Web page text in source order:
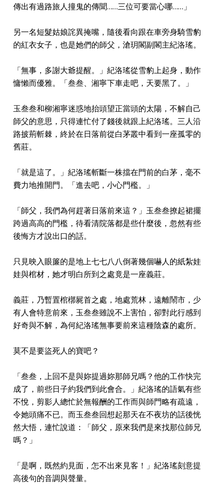
傳出有過路旅人撞鬼的傳聞……三位可要當心哪……」
另一名短髮姑娘詫異掩嘴，隨後看向跟在車旁身騎雪豹
的紅衣女子，也是她們的師父，滄玥閣副閣主紀洛瑤。
「無事，多謝大爺提醒。」紀洛瑤從雪豹上起身，動作
慵懶而優雅。「叁叁、湘寧下車走吧，天要黑了。」
玉叁叁和柳湘寧迷惑地抬頭望正當頭的太陽，不解自己
師父的意思，只得連忙付了錢後就跟上紀洛瑤。三人沿
路披荊斬棘，終於在日落前從白茅叢中看到一座孤零的
舊莊。
「就是這了。」紀洛瑤斬斷一株擋在門前的白茅，毫不
費力地推開門。「進去吧，小心門檻。」
「師父，我們為何趕著日落前來這？」玉叁叁撩起裙擺
跨過高高的門檻，待看清院落都是些什麼後，忽然有些
後悔方才說出口的話。
只見映入眼簾的是地上七七八八倒著幾個嚇人的紙紮娃
娃與棺材，她才明白所到之處竟是一座義莊。
義莊，乃暫置棺槨屍首之處，地處荒林，遠離鬧市，少
有人會特意前來，玉叁叁雖說不上害怕，卻對此行感到
好奇與不解，為何紀洛瑤無事要前來這種陰森的處所。
莫不是要盜死人的寶吧？
「叁叁，上回不是與妳提過妳那師兄嗎？他的工作快完
成了，前些日子約我們到此會合。」紀洛瑤的語氣有些
不悅，剪影人總忙於無報酬的工作而與師門略有疏遠，
令她頭痛不已。而玉叁叁回想起那天在不夜坊的話後恍
然大悟，連忙說道：「師父，原來我們是來找那位師兄
嗎？」
「是啊，既然約見面，怎不出來見客！」紀洛瑤刻意提
高後句的音調與聲量。